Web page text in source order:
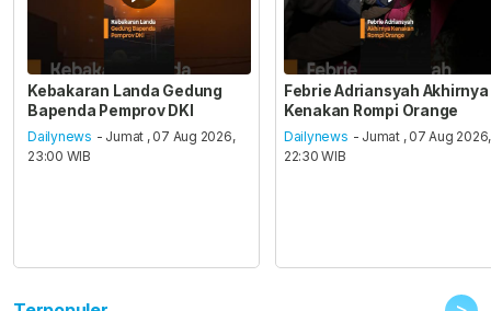
Kebakaran Landa Gedung
Bapenda Pemprov DKI
Dailynews - Jumat , 07 Aug 2026,
23:00 WIB
Febrie Adriansyah Akhirnya
Kenakan Rompi Orange
Dailynews - Jumat , 07 Aug 2026,
22:30 WIB